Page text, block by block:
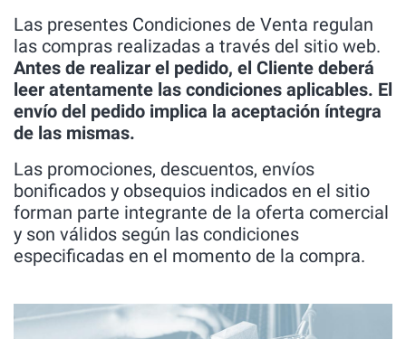
Las presentes Condiciones de Venta regulan
las compras realizadas a través del sitio web.
Antes de realizar el pedido, el Cliente deberá
leer atentamente las condiciones aplicables. El
envío del pedido implica la aceptación íntegra
de las mismas.
Las promociones, descuentos, envíos
bonificados y obsequios indicados en el sitio
forman parte integrante de la oferta comercial
y son válidos según las condiciones
especificadas en el momento de la compra.